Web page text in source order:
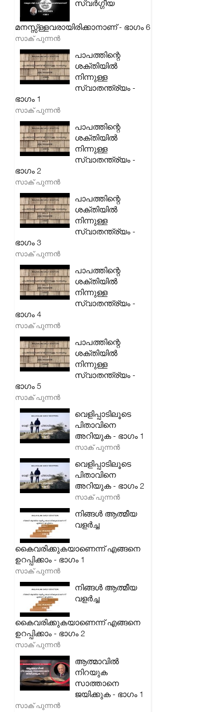
സ്വർഗ്ഗീയ
മനസ്സ്ള്ളവരായിരിക്കാനാണ് - ഭാഗം 6
സാക് പുന്നൻ
പാപത്തിന്റെ
ശക്തിയിൽ
നിന്നുള്ള
സ്വാതന്ത്ര്യം -
ഭാഗം 1
സാക് പുന്നൻ
പാപത്തിന്റെ
ശക്തിയിൽ
നിന്നുള്ള
സ്വാതന്ത്ര്യം -
ഭാഗം 2
സാക് പുന്നൻ
പാപത്തിന്റെ
ശക്തിയിൽ
നിന്നുള്ള
സ്വാതന്ത്ര്യം -
ഭാഗം 3
സാക് പുന്നൻ
പാപത്തിന്റെ
ശക്തിയിൽ
നിന്നുള്ള
സ്വാതന്ത്ര്യം -
ഭാഗം 4
സാക് പുന്നൻ
പാപത്തിന്റെ
ശക്തിയിൽ
നിന്നുള്ള
സ്വാതന്ത്ര്യം -
ഭാഗം 5
സാക് പുന്നൻ
വെളിപ്പാടിലൂടെ
പിതാവിനെ
അറിയുക - ഭാഗം 1
സാക് പുന്നൻ
വെളിപ്പാടിലൂടെ
പിതാവിനെ
അറിയുക - ഭാഗം 2
സാക് പുന്നൻ
നിങ്ങൾ ആത്മീയ
വളർച്ച
കൈവരിക്കുകയാണെന്ന് എങ്ങനെ
ഉറപ്പിക്കാം - ഭാഗം 1
സാക് പുന്നൻ
നിങ്ങൾ ആത്മീയ
വളർച്ച
കൈവരിക്കുകയാണെന്ന് എങ്ങനെ
ഉറപ്പിക്കാം - ഭാഗം 2
സാക് പുന്നൻ
ആത്മാവിൽ
നിറയുക
സാത്താനെ
ജയിക്കുക - ഭാഗം 1
സാക് പുന്നൻ